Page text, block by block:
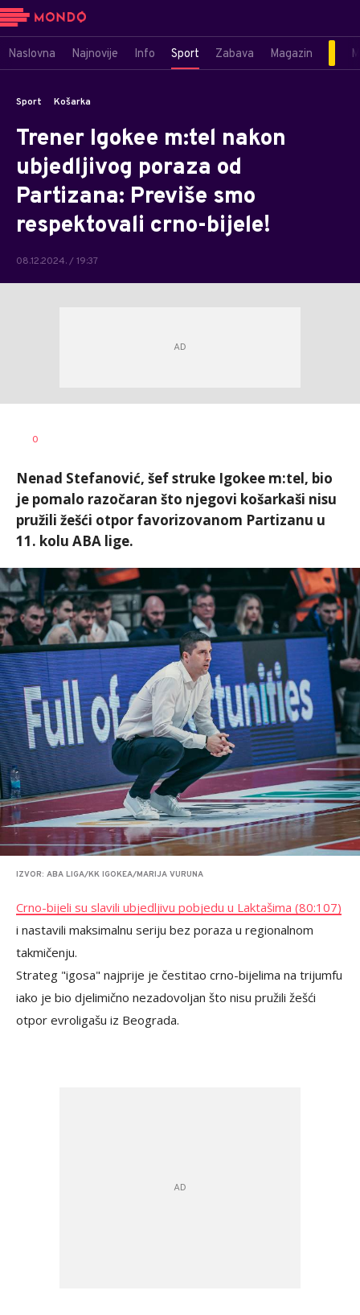
Naslovna Najnovije Info Sport Zabava Magazin
Sport Košarka
Trener Igokee m:tel nakon
ubjedljivog poraza od
Partizana: Previše smo
respektovali crno-bijele!
08.12.2024. / 19:37
AUTOR
0
Nenad Stefanović, šef struke Igokee m:tel, bio
je pomalo razočaran što njegovi košarkaši nisu
pružili žešći otpor favorizovanom Partizanu u
11. kolu ABA lige.
IZVOR: ABA LIGA/KK IGOKEA/MARIJA VURUNA
Crno-bijeli su slavili ubjedljivu pobjedu u Laktašima (80:107)
i nastavili maksimalnu seriju bez poraza u regionalnom
takmičenju.
Strateg "igosa" najprije je čestitao crno-bijelima na trijumfu
iako je bio djelimično nezadovoljan što nisu pružili žešći
otpor evroligašu iz Beograda.